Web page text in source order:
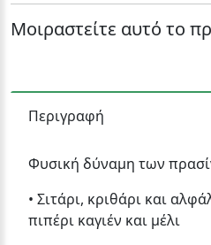
Μοιραστείτε αυτό το
Περιγραφή
Φυσική δύναμη των
• Σιτάρι, κριθάρι και
πιπέρι καγιέν και μέλι